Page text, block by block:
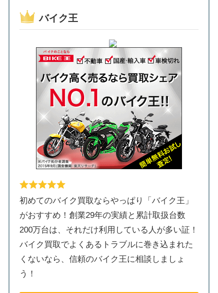
バイク王
初めてのバイク買取ならやっぱり「バイク王」
がおすすめ！創業29年の実績と累計取扱台数
200万台は、それだけ利用している人が多い証！
バイク買取でよくあるトラブルに巻き込まれた
くないなら、信頼のバイク王に相談しましょ
う！